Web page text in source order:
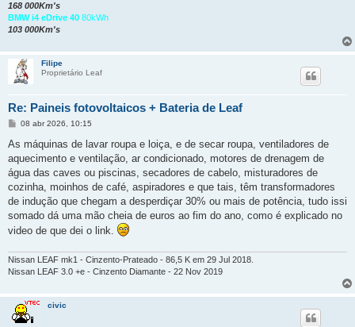
168 000Km's
BMW i4 eDrive 40 80kWh
103 000Km's
Filipe
Proprietário Leaf
Re: Paineis fotovoltaicos + Bateria de Leaf
M
n
a
g
e
m
08 abr 2026, 10:15
As máquinas de lavar roupa e loiça, e de secar roupa, ventiladores de
aquecimento e ventilação, ar condicionado, motores de drenagem de
água das caves ou piscinas, secadores de cabelo, misturadores de
cozinha, moinhos de café, aspiradores e que tais, têm transformadores
de indução que chegam a desperdiçar 30% ou mais de potência, tudo issi
somado dá uma mão cheia de euros ao fim do ano, como é explicado no
video de que dei o link.
Nissan LEAF mk1 - Cinzento-Prateado - 86,5 K em 29 Jul 2018.
Nissan LEAF 3.0 +e - Cinzento Diamante - 22 Nov 2019
civic